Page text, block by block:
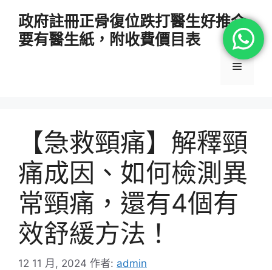
政府註冊正骨復位跌打醫生好推介
要有醫生紙，附收費價目表
選
【急救頸痛】解釋頸
痛成因、如何檢測異
常頸痛，還有4個有
效舒緩方法！
12 11 月, 2024 作者: admin